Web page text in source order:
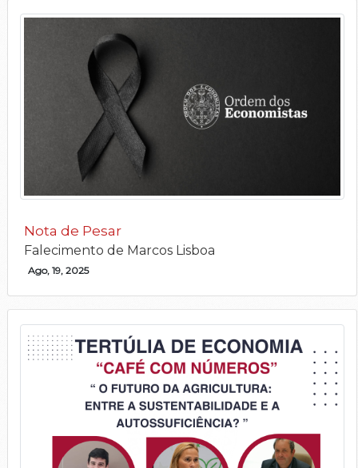
Nota de Pesar
Falecimento de Marcos Lisboa
Ago, 19, 2025